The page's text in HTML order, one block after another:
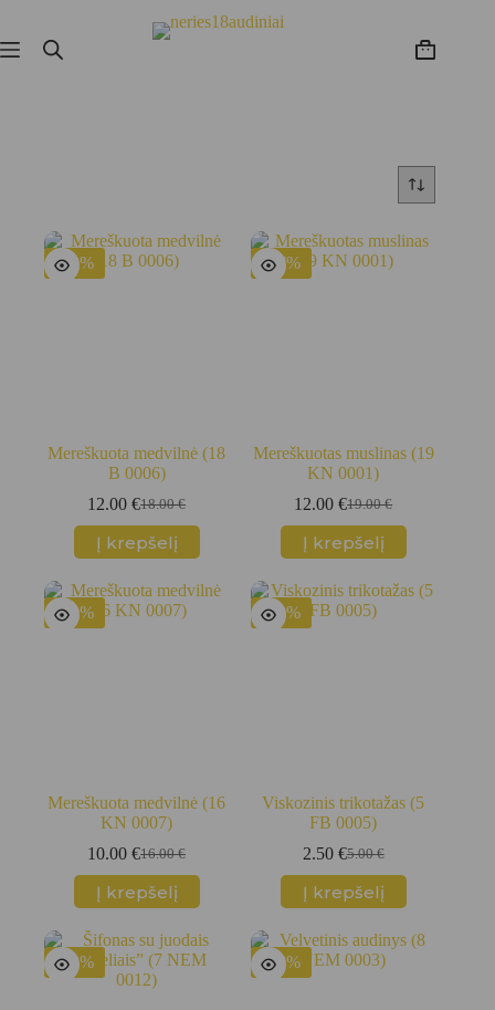
content
Krepšelis
-33%
Mereškuota medvilnė (18
B 0006)
18.00€
Original
price
was:
12.00€Current
price
is:
Į krepšelį
-37%
Mereškuotas muslinas (19
KN 0001)
19.00€
Original
price
was:
12.00€Current
price
is:
Į krepšelį
-38%
Mereškuota medvilnė (16
KN 0007)
16.00€
Original
price
was:
10.00€Current
price
is:
Į krepšelį
-50%
Viskozinis trikotažas (5
FB 0005)
5.00€
Original
price
was:
2.50 €Current
price
is:
Į krepšelį
-43% -38%